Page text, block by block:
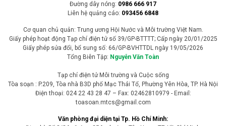
Đường dây nóng: 0986 666 917
Liên hệ quảng cáo: 093456 6848
Cơ quan chủ quản: Trung ương Hội Nước và Môi trường Việt Nam.
Giấy phép hoạt động Tạp chí điện tử số 39/GP-BTTTT; Cấp ngày 20/01/2025
Giấy phép sửa đổi, bổ sung số: 66/GP-BVHTTDL ngày 19/05/2026
Tổng Biên Tập: Nguyễn Văn Toàn
Tạp chí điện tử Môi trường và Cuộc sống
Tòa soạn : P.209, Tòa nhà B3D phố Mạc Thái Tổ, Phường Yên Hòa, TP. Hà Nội
Điện thoại: 024 22 43 28 47 – Fax: 02462810979 - Email:
toasoan.mtcs@gmail.com
Văn phòng đại diện tại Tp. Hồ Chí Minh: